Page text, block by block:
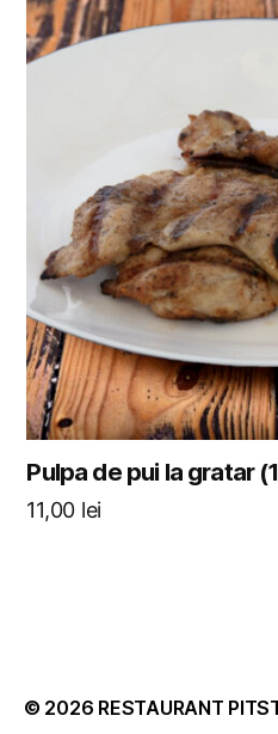
Pulpa de pui la gratar
11,00 lei
© 2026 RESTAURANT